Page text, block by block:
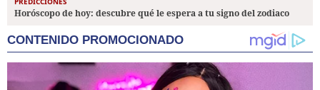
Horóscopo de hoy: descubre qué le espera a tu signo del zodiaco
CONTENIDO PROMOCIONADO